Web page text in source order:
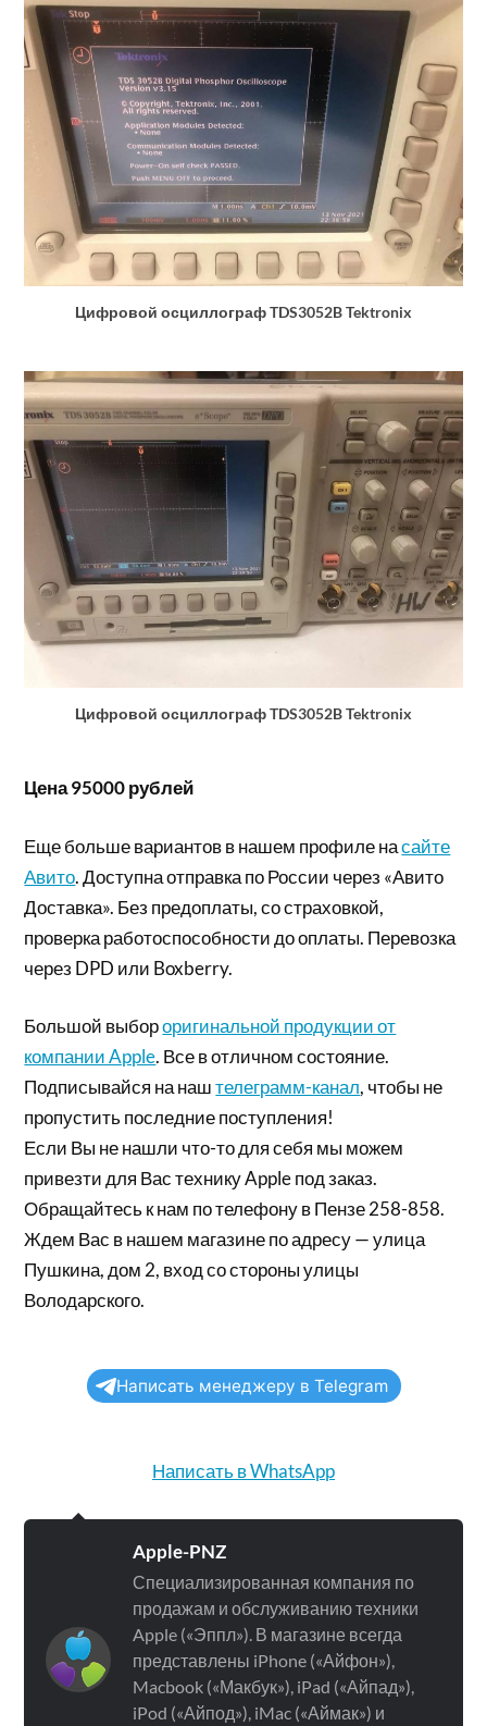
Цифровой осциллограф TDS3052B Tektronix
Цифровой осциллограф TDS3052B Tektronix
Цена 95000 рублей
Еще больше вариантов в нашем профиле насайте
Авито. Доступна отправка по России через «Авито
Доставка». Без предоплаты, со страховкой,
проверка работоспособности до оплаты. Перевозка
через DPD или Boxberry.
Большой выбороригинальной продукции от
компании Apple. Все в отличном состояние.
Подписывайся на наштелеграмм-канал, чтобы не
пропустить последние поступления!
Если Вы не нашли что-то для себя мы можем
привезти для Вас технику Apple под заказ.
Обращайтесь к нам по телефону в Пензе 258-858.
Ждем Вас в нашем магазине по адресу — улица
Пушкина, дом 2, вход со стороны улицы
Володарского.
Написать менеджеру в Telegram
Написать в WhatsApp
Apple-PNZ
Специализированная компания по
продажам и обслуживанию техники
Apple («Эппл»). В магазине всегда
представлены iPhone («Айфон»),
Macbook («Макбук»), iPad («Айпад»),
iPod («Айпод»), iMac («Аймак») и